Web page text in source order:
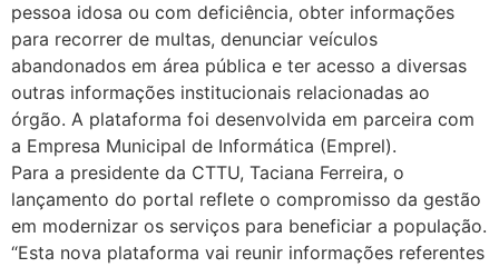
pessoa idosa ou com deficiência, obter informações
para recorrer de multas, denunciar veículos
abandonados em área pública e ter acesso a diversas
outras informações institucionais relacionadas ao
órgão. A plataforma foi desenvolvida em parceira com
a Empresa Municipal de Informática (Emprel).
Para a presidente da CTTU, Taciana Ferreira, o
lançamento do portal reflete o compromisso da gestão
em modernizar os serviços para beneficiar a população.
“Esta nova plataforma vai reunir informações referentes